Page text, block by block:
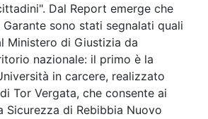
Dal Report emerge che
sono stati segnalati quali
Ministero di Giustizia da
nazionale: il primo è la
in carcere, realizzato
Tor Vergata, che consente ai
Sicurezza di Rebibbia Nuovo